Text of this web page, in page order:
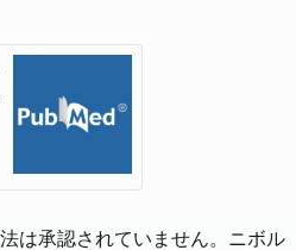
は承認されていません。ニボル